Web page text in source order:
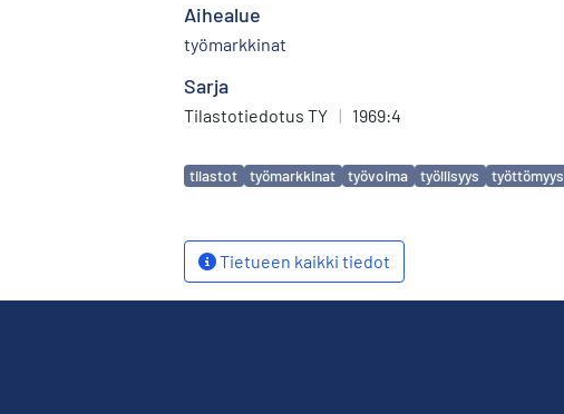
Aihealue
työmarkkinat
Sarja
Tilastotiedotus TY | 1969:4
Avainsanat
tilastot työmarkkinat työvoima työllisyys työttömyys
Tietueen kaikki tiedot